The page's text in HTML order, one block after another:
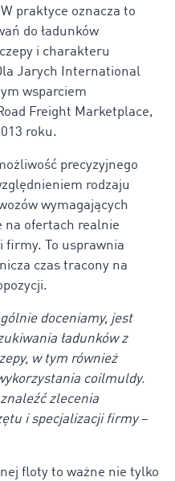
praktyce oznacza to
do ładunków
i charakteru
Jarych International
wsparciem
Freight Marketplace,
roku.
precyzyjnego
rodzaju
wymagających
na ofertach realnie
firmy. To usprawnia
czas tracony na
doceniamy, jest
ładunków z
w tym również
coilmuldy.
zlecenia
i specjalizacji firmy–
floty to ważne nie tylko